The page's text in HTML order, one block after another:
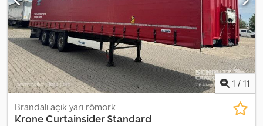
inceleyebilirsiniz. Finansmana ihtiyacınız var mı? Size özel
finansman çözümleri, kapsamlı servis sözleşmeleri ve telematik
hizmetleri sunuyoruz. Size kişisel olarak danışmanlık yapmaktan
memnuniyet duyarız. Crjdpfx Alozpcacs Def
1 / 11
Brandalı açık yarı römork
KroneCurtainsider Standard